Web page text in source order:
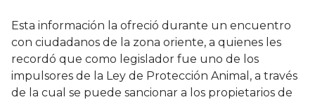
Esta información la ofreció durante un encuentro
con ciudadanos de la zona oriente, a quienes les
recordó que como legislador fue uno de los
impulsores de la Ley de Protección Animal, a través
de la cual se puede sancionar a los propietarios de